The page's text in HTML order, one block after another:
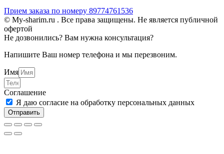
Прием заказа по номеру 89774761536
© My-sharim.ru . Все права защищены. Не является публичной
офертой
Не дозвонились? Вам нужна консультация?
Напишите Ваш номер телефона и мы перезвоним.
Имя
Соглашение
Я даю согласие на обработку персональных данных
Отправить